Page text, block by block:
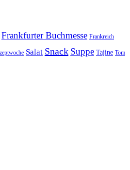
Frankfurter Buchmesse Frankreich
Salat Snack Suppe Tajine Tom